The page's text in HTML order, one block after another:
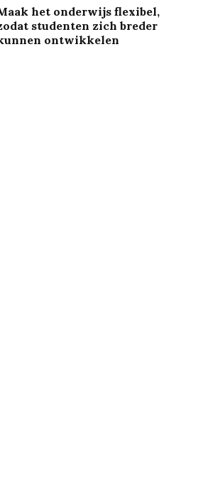
het onderwijs flexibel,
studenten zich breder
ontwikkelen